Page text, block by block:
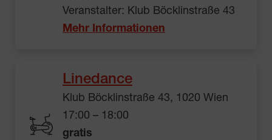
Veranstalter: Klub Böcklinstraße 43
Mehr Informationen
Linedance
Klub Böcklinstraße 43, 1020 Wien
17:00 – 18:00
gratis